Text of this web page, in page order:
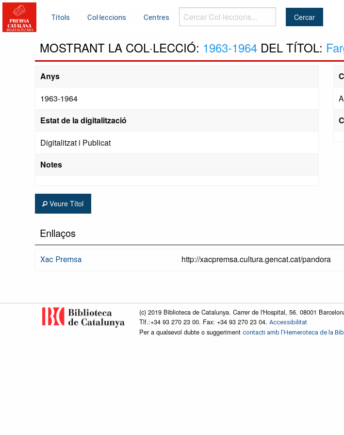
Títols Col·leccions Centres
Cercar
Col·leccions...
MOSTRANT LA COL·LECCIÓ: 1963-1964 DEL TÍTOL:
Anys
1963-1964
Estat de la digitalització
Digitalitzat i Publicat
Notes
Veure Títol
Enllaços
Xac Premsa http://xacpremsa.cultura.gencat.cat/pandora
(c) 2019 Biblioteca de Catalunya. Carrer de l'Hospital, 56. 08001
Tlf.:+34 93 270 23 00. Fax: +34 93 270 23 04. Accessibilitat
Per a qualsevol dubte o suggeriment contacti amb l'Hemeroteca de la